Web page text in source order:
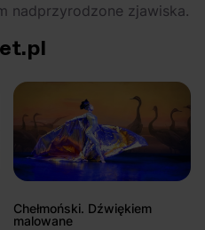
nadprzyrodzone zjawiska.
Chełmoński. Dźwiękiem
malowane